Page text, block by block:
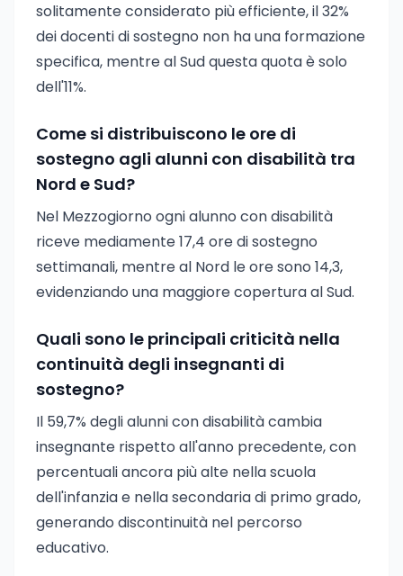
solitamente considerato più efficiente, il 32%
dei docenti di sostegno non ha una formazione
specifica, mentre al Sud questa quota è solo
dell'11%.
Come si distribuiscono le ore di
sostegno agli alunni con disabilità tra
Nord e Sud?
Nel Mezzogiorno ogni alunno con disabilità
riceve mediamente 17,4 ore di sostegno
settimanali, mentre al Nord le ore sono 14,3,
evidenziando una maggiore copertura al Sud.
Quali sono le principali criticità nella
continuità degli insegnanti di
sostegno?
Il 59,7% degli alunni con disabilità cambia
insegnante rispetto all'anno precedente, con
percentuali ancora più alte nella scuola
dell'infanzia e nella secondaria di primo grado,
generando discontinuità nel percorso
educativo.